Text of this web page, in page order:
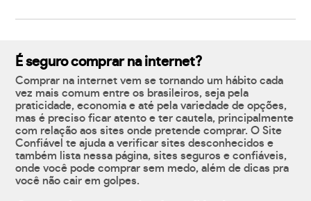
É seguro comprar na internet?
Comprar na internet vem se tornando um hábito cada
vez mais comum entre os brasileiros, seja pela
praticidade, economia e até pela variedade de opções,
mas é preciso ficar atento e ter cautela, principalmente
com relação aos sites onde pretende comprar. O Site
Confiável te ajuda a verificar sites desconhecidos e
também lista nessa página, sites seguros e confiáveis,
onde você pode comprar sem medo, além de dicas pra
você não cair em golpes.